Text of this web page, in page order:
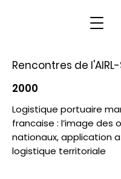
Rencontres de
2000
Logistique portuaire
francaise : l’image des
nationaux, application
logistique territoriale